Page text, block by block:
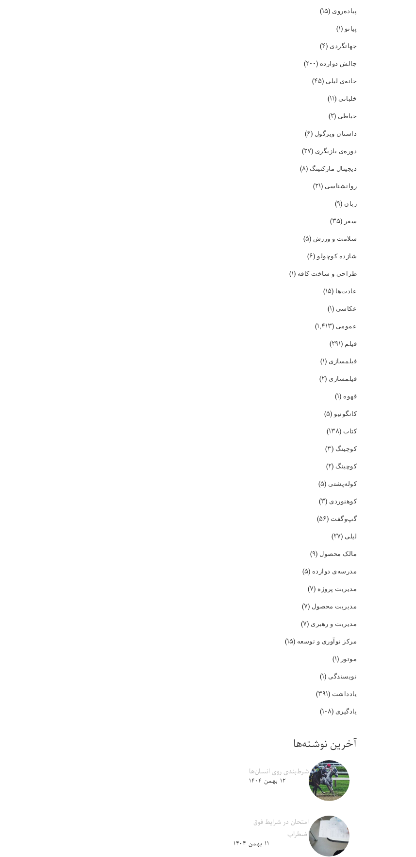
پیاده‌روی (۱۵)
پیانو(۱)
جهانگردی (۴)
چالش دوازده (۲۰۰)
خانه‌ی لیلی (۴۵)
خلبانی (۱۱)
خیاطی (۲)
داستان ویرگول (۶)
دوره‌ی بازیگری (۲۷)
دیجیتال مارکتینگ (۸)
روانشناسی (۲۱)
زبان (۹)
سفر(۳۵)
سلامت و ورزش (۵)
شازده کوچولو(۶)
طراحی و ساخت کافه (۱)
عادت‌ها (۱۵)
عکاسی (۱)
عمومی (۱,۴۱۳)
فیلم (۲۹۱)
فیلمسازی (۱)
فیلمسازی (۲)
قهوه (۱)
کانگونیو(۵)
کتاب (۱۳۸)
کوچینگ (۳)
کوچینگ (۲)
کوله‌پشتی (۵)
کوهنوردی (۳)
گپ‌و‌گفت (۵۶)
لیلی (۲۷)
مالک محصول (۹)
مدرسه‌ی دوازده (۵)
مدیریت پروژه (۷)
مدیریت محصول (۷)
مدیریت و رهبری (۷)
مرکز نوآوری و توسعه (۱۵)
موتور(۱)
نویسندگی (۱)
یادداشت (۳۹۱)
یادگیری (۱۰۸)
آخرین نوشته‌ها
شرط‌بندی روی انسان‌ها
۱۲ بهمن ۱۴۰۴
امتحان در شرایط فوق
اضطراب
۱۱ بهمن ۱۴۰۴